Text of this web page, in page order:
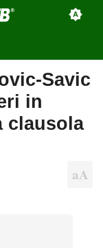
Savic
in
clausola